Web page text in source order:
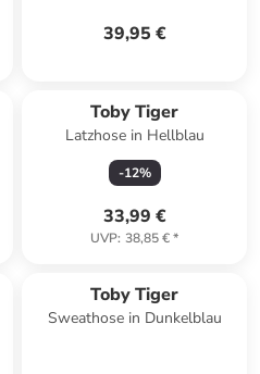
39,95 €
Toby Tiger
Latzhose in Hellblau
-12%
33,99 €
UVP: 38,85 €*
Toby Tiger
Sweathose in Dunkelblau